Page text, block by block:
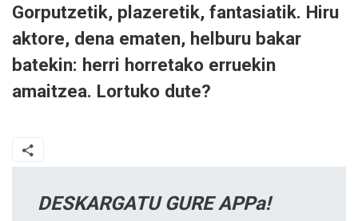
Gorputzetik, plazeretik, fantasiatik. Hiru
aktore, dena ematen, helburu bakar
batekin: herri horretako erruekin
amaitzea. Lortuko dute?
DESKARGATU GURE APPa!